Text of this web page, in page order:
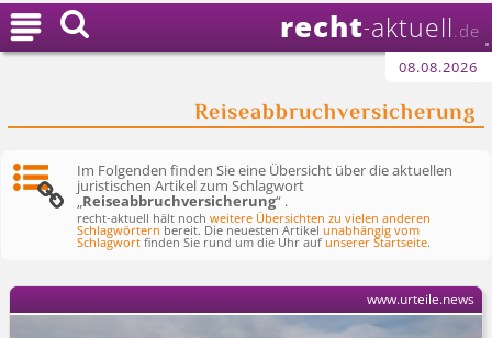
recht-aktuell .de
08.08.2026
Reiseabbruchversicherung

Im Folgenden finden Sie eine Übersicht über die aktuellen
juristischen Artikel zum Schlagwort
„Reiseabbruchversicherung“ .
recht-aktuell hält nochweitere Übersichten zu vielen anderen
Schlagwörtern bereit. Die neuesten Artikelunabhängig vom
Schlagwort finden Sie rund um die Uhr aufunserer Startseite.
www.urteile.news